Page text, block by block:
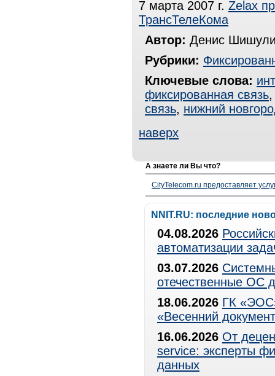
7 марта 2007 г. Zelax
ТрансТелеКома
Автор: Денис
Рубрики:
Ключевые слова:
фиксированная связь
связь, нижний
наверх
А знаете ли Вы что?
CityTelecom.ru предоставляет
NNIT.RU: последние
04.08.2026
автоматизации
03.07.2026
отечественные ОС
18.06.2026 ГК
«Весенний
16.06.2026 От
service: эксперты
данных